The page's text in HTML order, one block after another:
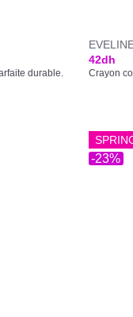
durable.
42dh
Crayon
-23%